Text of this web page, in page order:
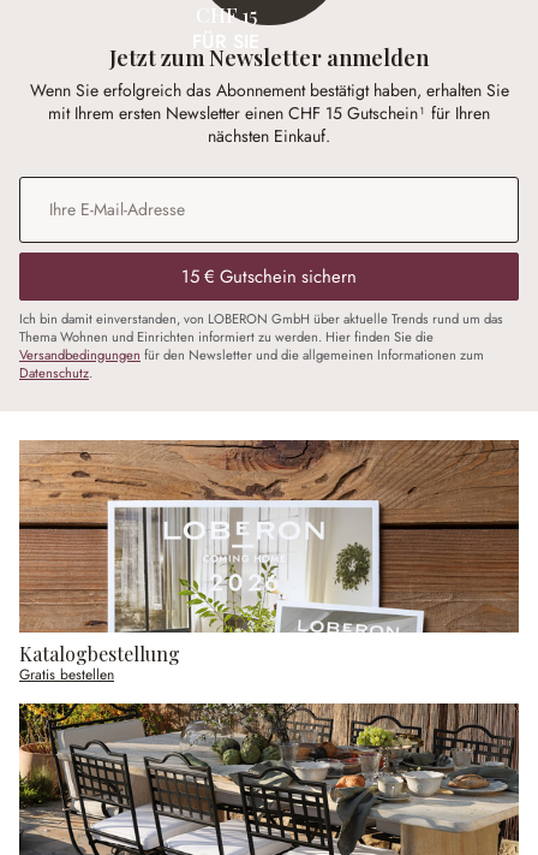
CHF 15
Jetzt zum Newsletter anmelden
Wenn Sie erfolgreich das Abonnement bestätigt haben, erhalten Sie
mit Ihrem ersten Newsletter einen CHF 15 Gutschein¹ für Ihren
nächsten Einkauf.
E-Mail-Adresse
15 € Gutschein sichern
Ich bin damit einverstanden, von LOBERON GmbH über aktuelle Trends rund um das
Thema Wohnen und Einrichten informiert zu werden. Hier finden Sie die
Versandbedingungen für den Newsletter und die allgemeinen Informationen zum
Datenschutz.
Katalogbestellung
Gratis bestellen